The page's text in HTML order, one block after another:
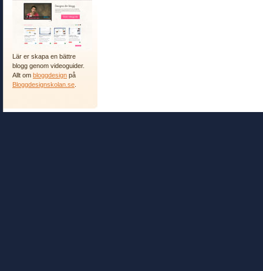
Lär er skapa en bättre
blogg genom videoguider.
Allt om bloggdesign på
Bloggdesignskolan.se